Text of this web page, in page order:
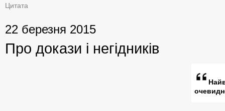
Цитата
22 березня 2015
Про докази і негідників